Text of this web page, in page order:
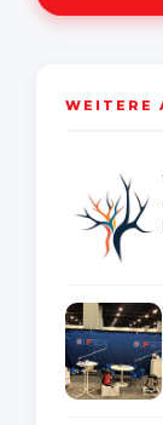
WEITERE